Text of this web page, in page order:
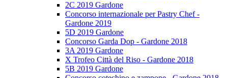
2C 2019 Gardone
Concorso internazionale per Pastry Chef -
Gardone 2019
5D 2019 Gardone
Concorso Garda Dop - Gardone 2018
3A 2019 Gardone
X Trofeo Città del Riso - Gardone 2018
5B 2019 Gardone